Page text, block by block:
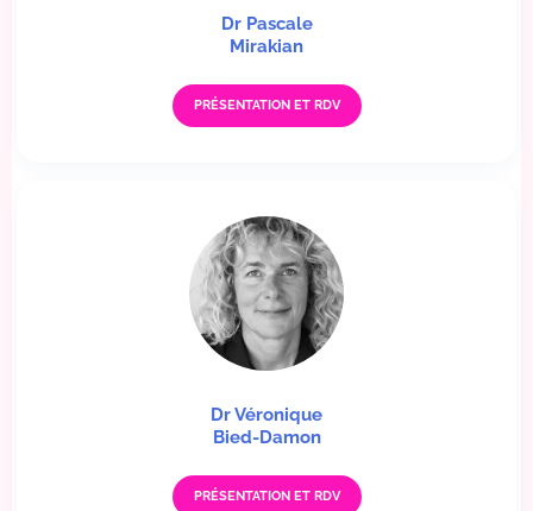
Dr Pascale
Mirakian
PRÉSENTATION ET RDV
Dr Véronique
Bied-Damon
PRÉSENTATION ET RDV